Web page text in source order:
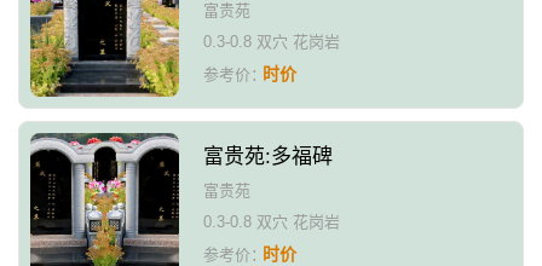
富贵苑
0.3-0.8 双穴 花岗岩
参考价：时价
富贵苑:多福碑
富贵苑
0.3-0.8 双穴 花岗岩
参考价：时价